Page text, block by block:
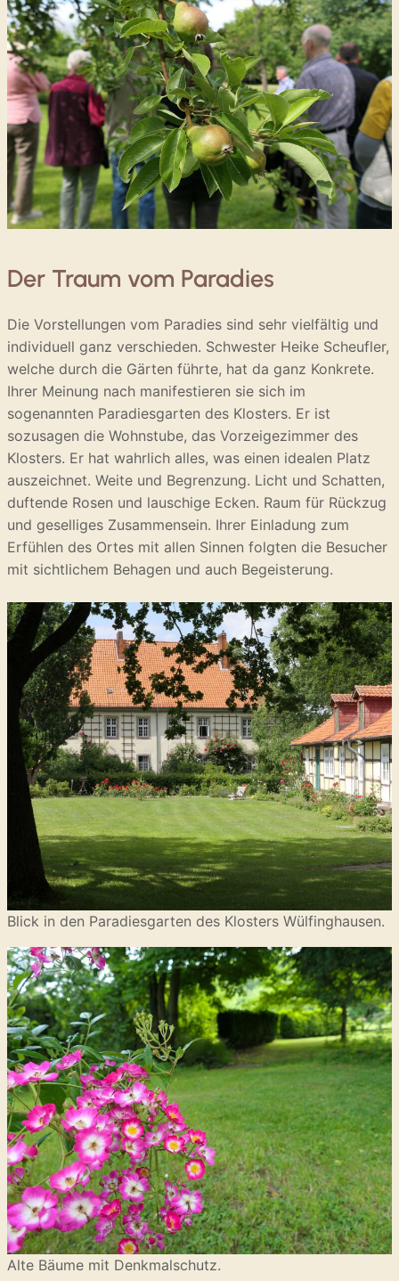
Der Traum vom Paradies
Die Vorstellungen vom Paradies sind sehr vielfältig und
individuell ganz verschieden. Schwester Heike Scheufler,
welche durch die Gärten führte, hat da ganz Konkrete.
Ihrer Meinung nach manifestieren sie sich im
sogenannten Paradiesgarten des Klosters. Er ist
sozusagen die Wohnstube, das Vorzeigezimmer des
Klosters. Er hat wahrlich alles, was einen idealen Platz
auszeichnet. Weite und Begrenzung. Licht und Schatten,
duftende Rosen und lauschige Ecken. Raum für Rückzug
und geselliges Zusammensein. Ihrer Einladung zum
Erfühlen des Ortes mit allen Sinnen folgten die Besucher
mit sichtlichem Behagen und auch Begeisterung.
Blick in den Paradiesgarten des Klosters Wülfinghausen.
Alte Bäume mit Denkmalschutz.